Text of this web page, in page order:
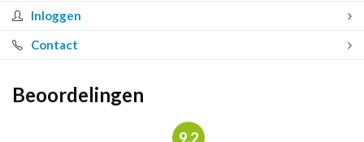
Inloggen
Contact
Beoordelingen
9.2